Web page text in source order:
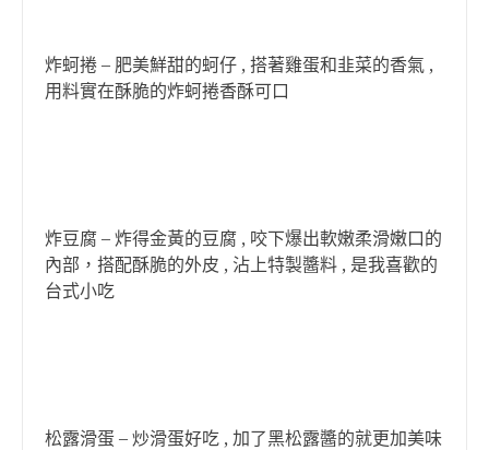
炸蚵捲 – 肥美鮮甜的蚵仔 , 搭著雞蛋和韭菜的香氣 ,
用料實在酥脆的炸蚵捲香酥可口
炸豆腐 – 炸得金黃的豆腐 , 咬下爆出軟嫩柔滑嫩口的
內部，搭配酥脆的外皮 , 沾上特製醬料 , 是我喜歡的
台式小吃
松露滑蛋 – 炒滑蛋好吃 , 加了黑松露醬的就更加美味